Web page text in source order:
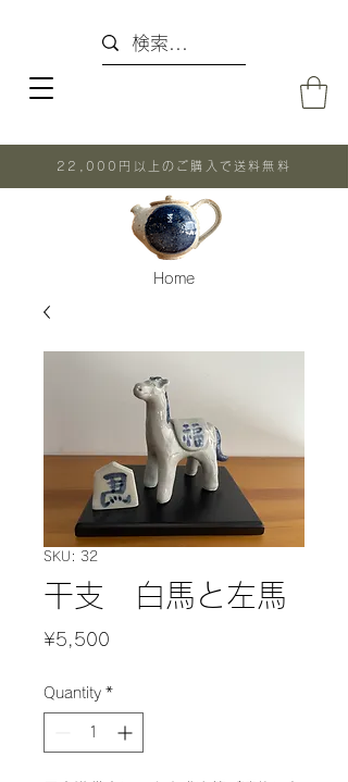
22,000円以上のご購入で送料無料
Home
SKU: 32
干支 白馬と左馬
¥5,500
Quantity *